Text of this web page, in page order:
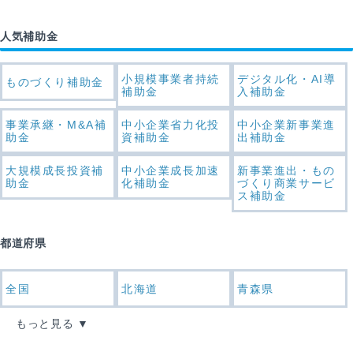
人気補助金
ものづくり補助金
小規模事業者持続
補助金
デジタル化・AI導
入補助金
事業承継・M&A補
助金
中小企業省力化投
資補助金
中小企業新事業進
出補助金
大規模成長投資補
助金
中小企業成長加速
化補助金
新事業進出・もの
づくり商業サービ
ス補助金
都道府県
全国 北海道 青森県
もっと見る